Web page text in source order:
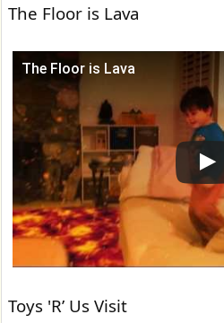
The Floor is Lava
The Floor is Lava
この動画を YouTube で視聴
Toys 'R’ Us Visit